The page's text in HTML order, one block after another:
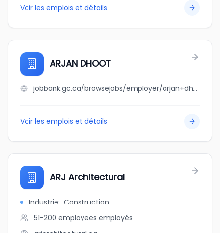
Voir les emplois et détails
ARJAN DHOOT
jobbank.gc.ca/browsejobs/employer/arjan+dhoot/ca
Voir les emplois et détails
ARJ Architectural
Industrie: Construction
51-200 employees employés